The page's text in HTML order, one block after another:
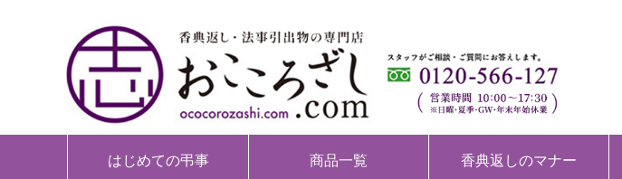
はじめての弔事 商品一覧 香典返しのマナー